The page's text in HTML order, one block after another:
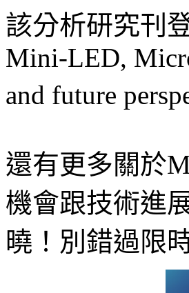
該分析研究刊
Mini-LED,
and future
還有更多關於
機會跟技術進
曉！別錯過限